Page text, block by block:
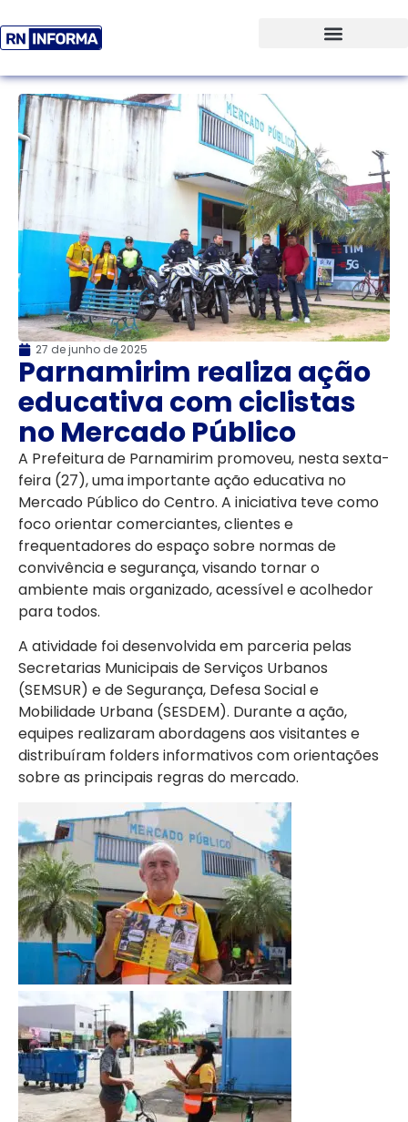
27 de junho de 2025
Parnamirim realiza ação
educativa com ciclistas
no Mercado Público
A Prefeitura de Parnamirim promoveu, nesta sexta-
feira (27), uma importante ação educativa no
Mercado Público do Centro. A iniciativa teve como
foco orientar comerciantes, clientes e
frequentadores do espaço sobre normas de
convivência e segurança, visando tornar o
ambiente mais organizado, acessível e acolhedor
para todos.
A atividade foi desenvolvida em parceria pelas
Secretarias Municipais de Serviços Urbanos
(SEMSUR) e de Segurança, Defesa Social e
Mobilidade Urbana (SESDEM). Durante a ação,
equipes realizaram abordagens aos visitantes e
distribuíram folders informativos com orientações
sobre as principais regras do mercado.